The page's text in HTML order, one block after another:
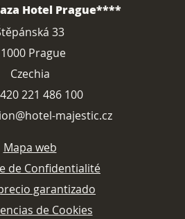
Hotel Prague****
33
Prague
Czechia
221 486 100
majestic.cz
Mapa web
de Confidentialité
garantizado
de Cookies